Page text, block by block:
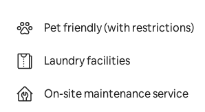
Pet friendly (with restrictions)
Laundry facilities
On-site maintenance service